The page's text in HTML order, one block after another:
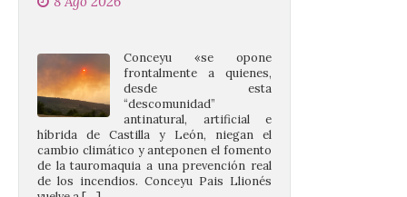
antinatural, artificial e
híbrida de Castilla y León, niegan el
cambio climático y anteponen el fomento
de la tauromaquia a una prevención real
de los incendios. Conceyu Pais Llionés
vuelve a […]